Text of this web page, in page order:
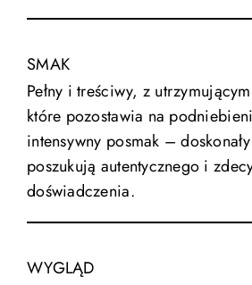
SMAK
Pełny i treściwy, z
które pozostawia na
intensywny posmak –
poszukują autentycznego i
doświadczenia.
WYGLĄD